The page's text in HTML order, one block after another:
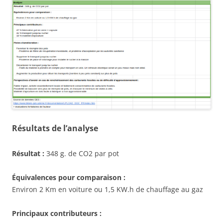
Résultats de l’analyse
Résultat : 348 g. de CO2 par pot
Équivalences pour comparaison :
Environ 2 Km en voiture ou 1,5 KW.h de chauffage au gaz
Principaux contributeurs :